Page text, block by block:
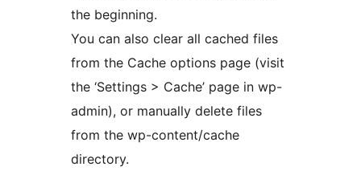
the beginning.
You can also clear all cached files
from the Cache options page (visit
the ‘Settings > Cache’ page in wp-
admin), or manually delete files
from the wp-content/cache
directory.